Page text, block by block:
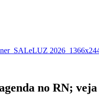
no RN;